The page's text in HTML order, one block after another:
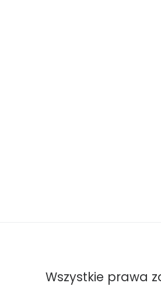
Wszystkie prawa